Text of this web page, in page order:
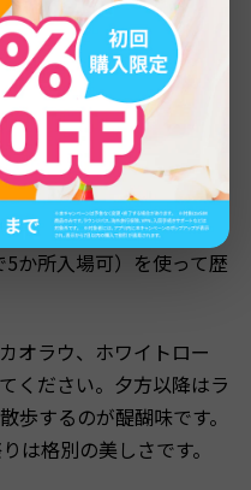
を散策
クシーで約30〜40分
＝約1,200〜1,800
して栄えたホイアン旧
産に登録されました。
家保存館など、観光チケ
か所入場可）を使って歴
オラウ、ホワイトロー
ください。夕方以降はラ
歩するのが醍醐味です。
は格別の美しさです。